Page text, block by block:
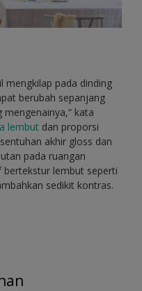
mengkilap pada dinding
berubah sepanjang
mengenainya,“ kata
lembut dan proporsi
akhir gloss dan
pada ruangan
bertekstur lembut seperti
sedikit kontras.